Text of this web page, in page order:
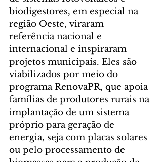
biodigestores, em especial na
região Oeste, viraram
referência nacional e
internacional e inspiraram
projetos municipais. Eles são
viabilizados por meio do
programa RenovaPR, que apoia
famílias de produtores rurais na
implantação de um sistema
próprio para geração de
energia, seja com placas solares
ou pelo processamento de